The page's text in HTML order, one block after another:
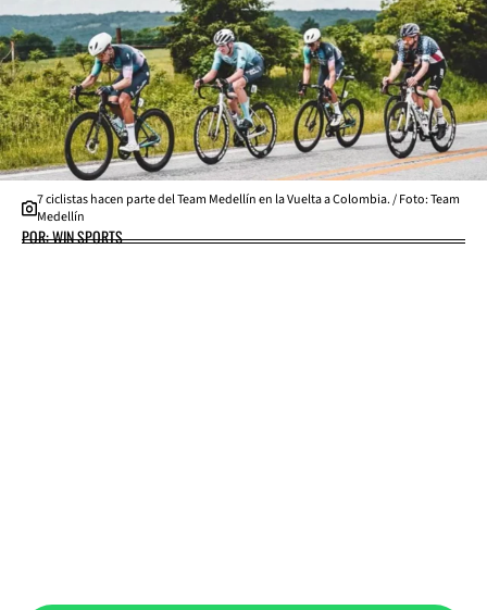
7 ciclistas hacen parte del Team Medellín en la Vuelta a Colombia. / Foto: Team
Medellín
POR: WIN SPORTS